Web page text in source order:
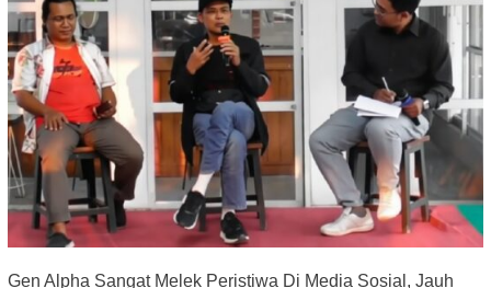
Gen Alpha Sangat Melek Peristiwa Di Media Sosial, Jauh